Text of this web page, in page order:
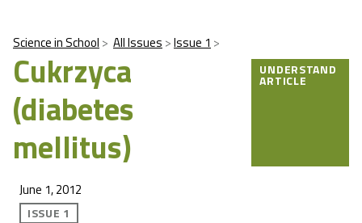
Science in School All Issues Issue 1
Cukrzyca
(diabetes
mellitus)
UNDERSTAND
ARTICLE
June 1, 2012
ISSUE 1